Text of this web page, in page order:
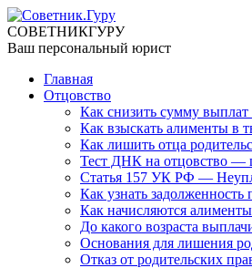
СОВЕТНИКГУРУ
Ваш персональный юрист
Главная
Отцовство
Как снизить сумму
Как взыскать алименты в
Как лишить отца
Тест ДНК на отцовство —
Статья 157 УК РФ —
Как узнать
Как начисляются
До какого возраста
Основания для лишения
Отказ от родительских